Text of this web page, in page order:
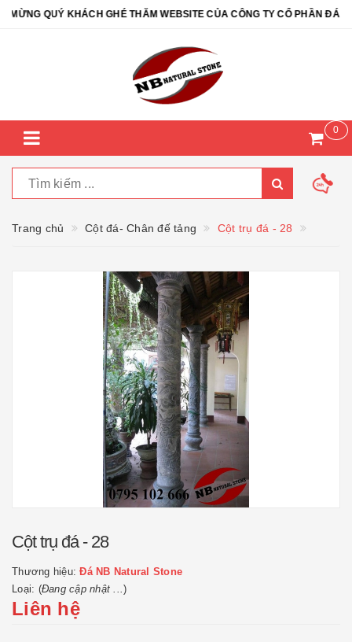
QUÝ KHÁCH GHÉ THĂM WEBSITE CỦA CÔNG TY CỔ PHẦN ĐÁ
0
Trang chủ Cột đá- Chân đế tảng Cột trụ đá - 28
Cột trụ đá - 28
Thương hiệu:Đá NB Natural Stone
Loại: (Đang cập nhật ...)
Liên hệ